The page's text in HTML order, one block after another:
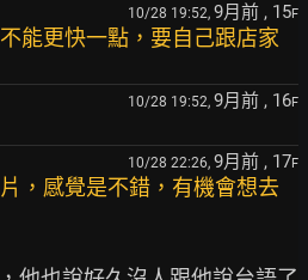
10/28 19:52, 9月前 , 15F
能更快一點，要自己跟店家
10/28 19:52, 9月前 , 16F
10/28 22:26, 9月前 , 17F
，感覺是不錯，有機會想去